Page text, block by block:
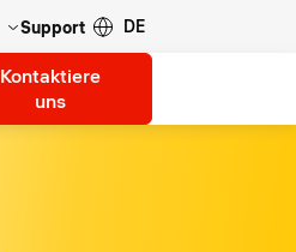
Support DE
Kontaktiere
uns